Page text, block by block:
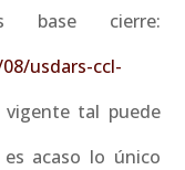
base cierre:
usdars-ccl-
vigente tal puede
acaso lo único